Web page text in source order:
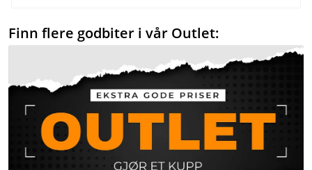
Finn flere godbiter i vår Outlet: